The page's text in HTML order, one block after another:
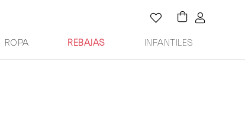
ROPA REBAJAS INFANTILES